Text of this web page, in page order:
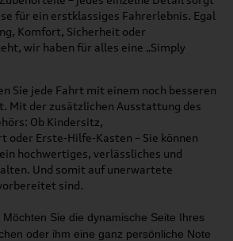
für ein erstklassiges Fahrerlebnis. Egal
Komfort, Sicherheit oder
wir haben für alles eine „Simply
Sie jede Fahrt mit einem noch besseren
Mit der zusätzlichen Ausstattung des
Ob Kindersitz,
oder Erste-Hilfe-Kasten – Sie können
hochwertiges, verlässliches und
Und somit auf unerwartete
sind.
Möchten Sie die dynamische Seite Ihres
oder ihm eine ganz persönliche Note